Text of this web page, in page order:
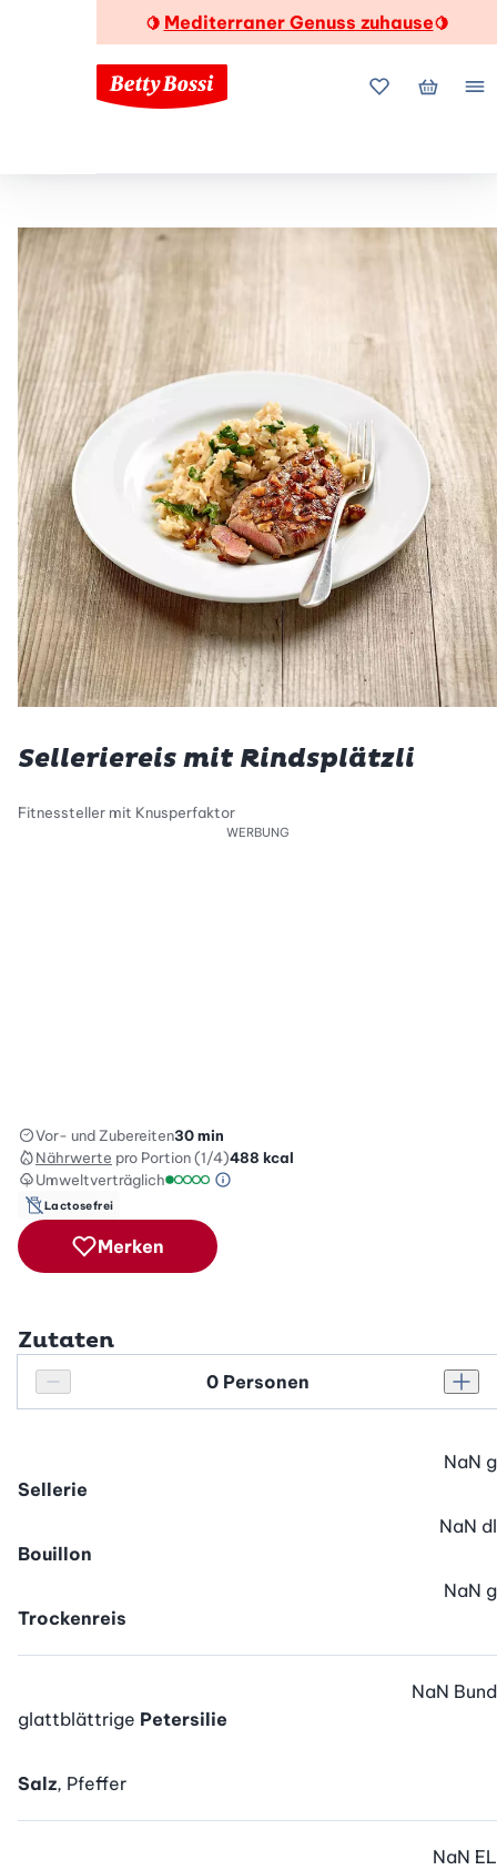
🍋 Mediterraner Genuss zuhause🍋
MeineMein
Selleriereis mit Rindsplätzli
Fitnessteller mit Knusperfaktor
WERBUNG
Vor- und Zubereiten30 min
Nährwerte pro Portion (1/4)488 kcal
Umweltverträglich
Green Betty Skala Info
Lactosefrei
Merken
Zutaten
Personenanzahl verringern
Personenanzahl
Sellerie
NaN g
Bouillon
NaN dl
Trockenreis
NaN g
glattblättrige Petersilie
NaN Bund
Salz, Pfeffer
NaN EL